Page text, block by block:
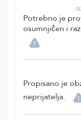
Potrebno je
osumnjičen i
Propisano je
neprijatelja.